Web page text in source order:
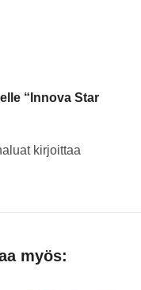
“Innova Star
kirjoittaa
myös: